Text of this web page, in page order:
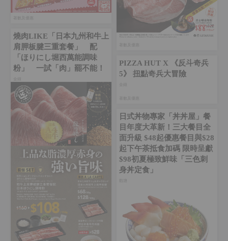
燒肉LIKE「日本九州和牛上
肩胛板腱三重套餐」 配
「ほりにし堀西萬能調味
粉」 一試「肉」罷不能！
PIZZA HUT X 《反斗奇兵
5》 扭點奇兵大冒險
日式丼物專家「丼丼屋」餐
目年度大革新！三大餐目全
面升級 $48起優惠餐目與$28
起下午茶抵食加碼 限時呈獻
$98初夏極致鮮味「三色刺
身丼定食」